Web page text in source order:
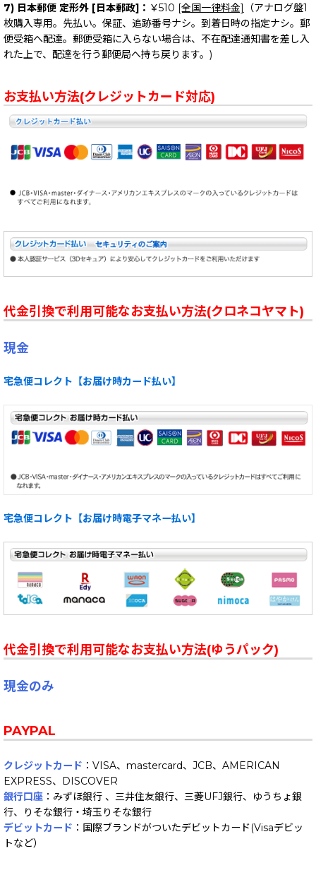
7) 日本郵便 定形外 [日本郵政]： ￥510 [全国一律料金]
（アナログ盤1
枚購入専用。先払い。保証、追跡番号ナシ。到着日時の指定ナシ。郵
便受箱へ配達。郵便受箱に入らない場合は、不在配達通知書を差し入
れた上で、配達を行う郵便局へ持ち戻ります。)
お支払い方法(クレジットカード対応)
代金引換で利用可能なお支払い方法(クロネコヤマト)
現金
宅急便コレクト【お届け時カード払い】
宅急便コレクト【お届け時電子マネー払い】
代金引換で利用可能なお支払い方法(ゆうパック)
現金のみ
PAYPAL
クレジットカード ：VISA、mastercard、JCB、AMERICAN
EXPRESS、DISCOVER
銀行口座 ：みずほ銀行 、三井住友銀行、三菱UFJ銀行、ゆうちょ銀
行、りそな銀行・埼玉りそな銀行
デビットカード ：国際ブランドがついたデビットカード(Visaデビッ
トなど）